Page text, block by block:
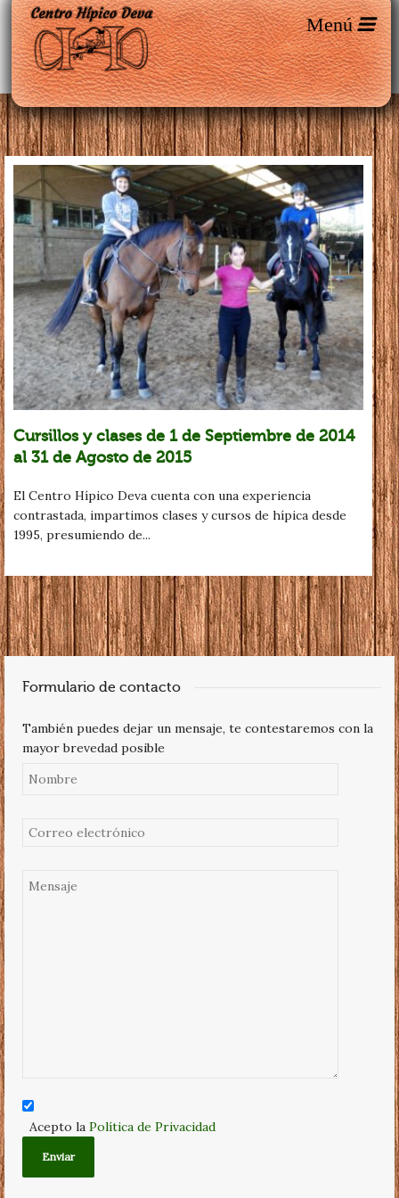
Entradas etiquetadas como ‘gijon’
Cursillos y clases de 1 de Septiembre de 2014
al 31 de Agosto de 2015
El Centro Hípico Deva cuenta con una experiencia
contrastada, impartimos clases y cursos de hípica desde
1995, presumiendo de...
Formulario de contacto
También puedes dejar un mensaje, te contestaremos con la
mayor brevedad posible
Acepto la Política de Privacidad